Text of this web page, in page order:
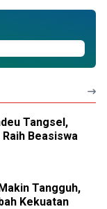
Tangsel,
Beasiswa
Tangguh,
Kekuatan